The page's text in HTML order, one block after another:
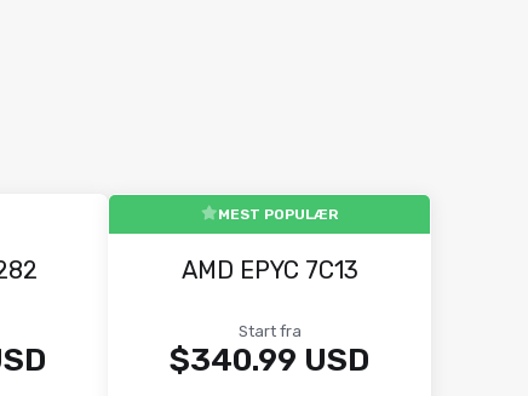
MEST POPULÆR
AMD EPYC 7C13
Start fra
$340.99 USD